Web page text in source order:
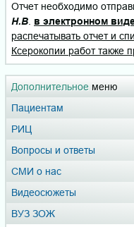
Дополнительное меню
Пациентам
РИЦ
Вопросы и ответы
СМИ о нас
Видеосюжеты
ВУЗ ЗОЖ
Отчет необходимо
Н.В. в электронном
распечатывать отчет и
Ксерокопии работ также